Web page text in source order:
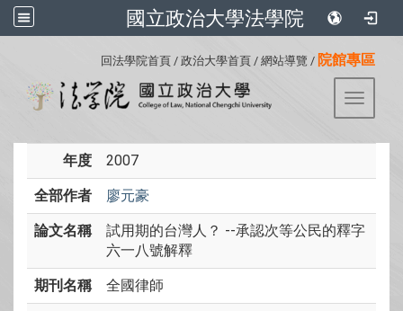
國立政治大學法學院
回法學院首頁 / 政治大學首頁 / 網站導覽 / 院館專區
Toggle
年度 2007
全部作者 廖元豪
論文名稱
試用期的台灣人？ --承認次等公民的釋字
六一八號解釋
期刊名稱 全國律師